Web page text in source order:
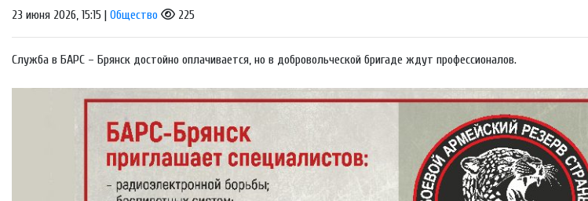
23 июня 2026, 15:15 | Общество 225
Служба в БАРС – Брянск достойно оплачивается, но в добровольческой бригаде ждут профессионалов.